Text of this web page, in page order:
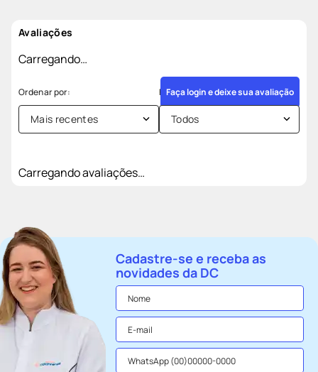
Avaliações
Carregando…
Faça login e deixe sua avaliação
Mais recentes Todos
Carregando avaliações…
Cadastre-se e receba as
novidades da DC